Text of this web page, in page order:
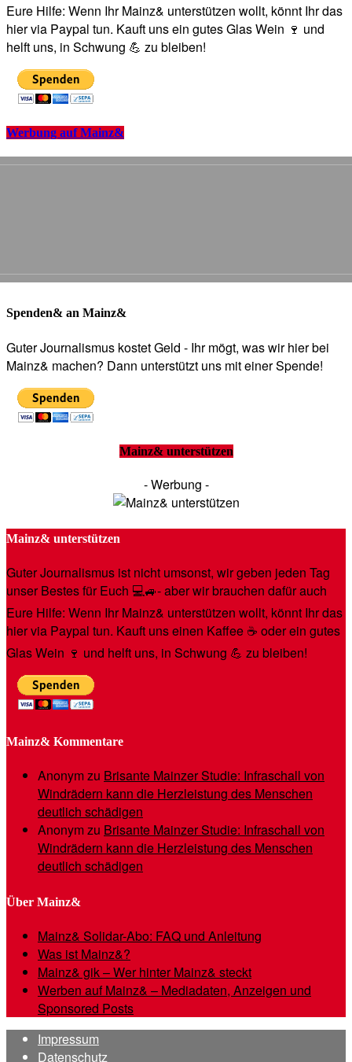
Eure Hilfe: Wenn Ihr Mainz& unterstützen wollt, könnt Ihr das
hier via Paypal tun. Kauft uns ein gutes Glas Wein 🍷 und
helft uns, in Schwung 💪 zu bleiben!
Werbung auf Mainz&
Spenden& an Mainz&
Guter Journalismus kostet Geld - Ihr mögt, was wir hier bei
Mainz& machen? Dann unterstützt uns mit einer Spende!
Mainz& unterstützen
- Werbung -
Mainz& unterstützen
Guter Journalismus ist nicht umsonst, wir geben jeden Tag
unser Bestes für Euch 💻🚙- aber wir brauchen dafür auch
Eure Hilfe: Wenn Ihr Mainz& unterstützen wollt, könnt Ihr das
hier via Paypal tun. Kauft uns einen Kaffee ☕️ oder ein gutes
Glas Wein 🍷 und helft uns, in Schwung 💪 zu bleiben!
Mainz& Kommentare
Anonymzu Brisante Mainzer Studie: Infraschall von
Windrädern kann die Herzleistung des Menschen
deutlich schädigen
Anonymzu Brisante Mainzer Studie: Infraschall von
Windrädern kann die Herzleistung des Menschen
deutlich schädigen
Über Mainz&
Mainz& Solidar-Abo: FAQ und Anleitung
Was ist Mainz&?
Mainz& gik – Wer hinter Mainz& steckt
Werben auf Mainz& – Mediadaten, Anzeigen und
Sponsored Posts
Impressum
Datenschutz